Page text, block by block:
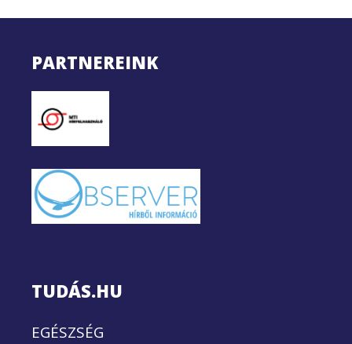
PARTNEREINK
TUDÁS.HU
EGÉSZSÉG